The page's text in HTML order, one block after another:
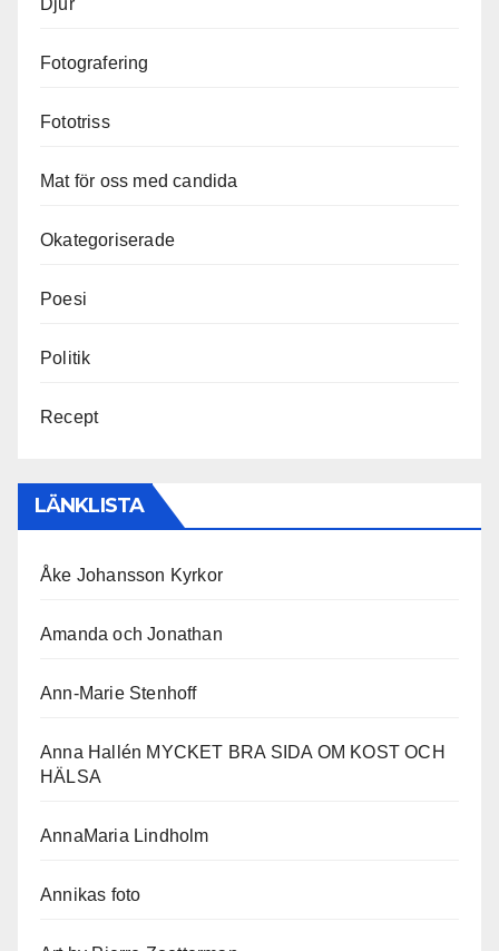
Djur
Fotografering
Fototriss
Mat för oss med candida
Okategoriserade
Poesi
Politik
Recept
LÄNKLISTA
Åke Johansson Kyrkor
Amanda och Jonathan
Ann-Marie Stenhoff
Anna Hallén MYCKET BRA SIDA OM KOST OCH
HÄLSA
AnnaMaria Lindholm
Annikas foto